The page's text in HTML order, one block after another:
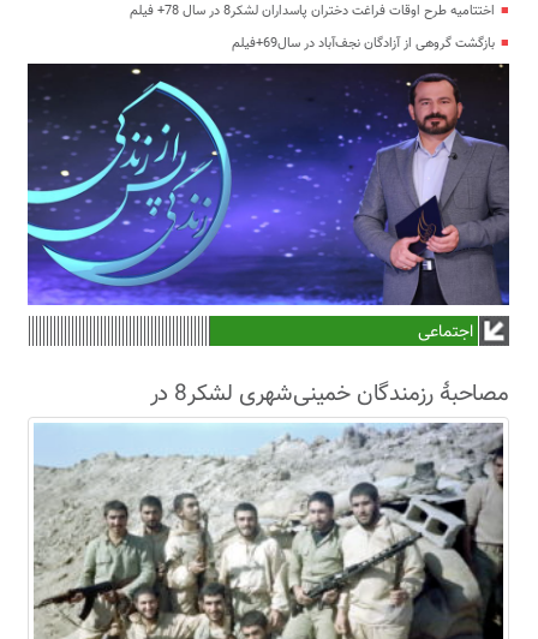
اختتامیه طرح اوقات فراغت دختران پاسداران لشکر8 در سال 78+ فیلم
بازگشت گروهی از آزادگان نجف‌آباد در سال69+فیلم
اجتماعی
مصاحبۀ رزمندگان خمینی‌شهری لشکر8 در
سال63+فیلم